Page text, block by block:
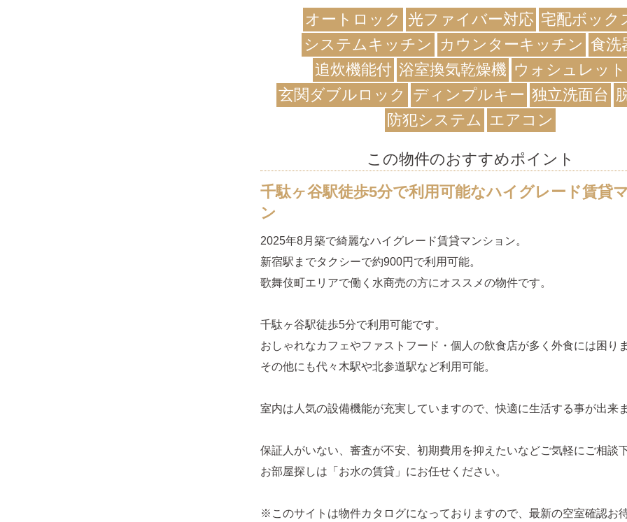
オートロック 光ファイバー対応 宅配ボック
システムキッチン
カウンターキッチン 食洗
追炊機能付 浴室換気乾燥機 ウォシュレット
玄関ダブルロック
ディンプルキー 独立洗面台
防犯システム エアコン
この物件のおすすめポイント
千駄ヶ谷駅徒歩5分で利用可能なハイグレード賃貸
ン
2025年8月築で綺麗なハイグレード賃貸マンション。
新宿駅までタクシーで約900円で利用可能。
歌舞伎町エリアで働く水商売の方にオススメの物件です。
千駄ヶ谷駅徒歩5分で利用可能です。
おしゃれなカフェやファストフード・個人の飲食店が多く外食には困り
その他にも代々木駅や北参道駅など利用可能。
室内は人気の設備機能が充実していますので、快適に生活する事が出来
保証人がいない、審査が不安、初期費用を抑えたいなどご気軽にご相談
お部屋探しは「お水の賃貸」にお任せください。
※このサイトは物件カタログになっておりますので、最新の空室確認お